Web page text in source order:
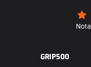
Nota
GRIP500